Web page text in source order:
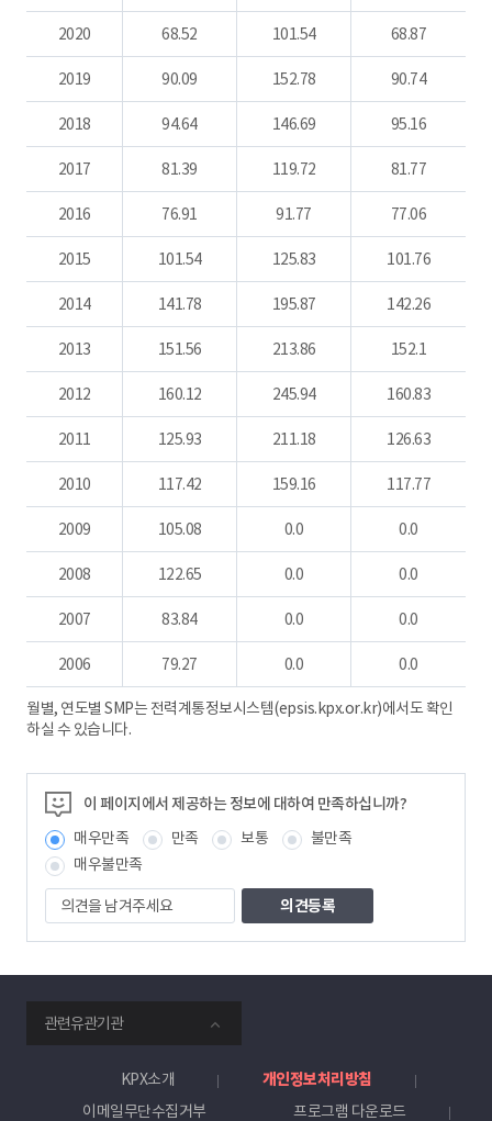
2020 68.52 101.54 68.87
2019 90.09 152.78 90.74
2018 94.64 146.69 95.16
2017 81.39 119.72 81.77
2016 76.91 91.77 77.06
2015 101.54 125.83 101.76
2014 141.78 195.87 142.26
2013 151.56 213.86 152.1
2012 160.12 245.94 160.83
2011 125.93 211.18 126.63
2010 117.42 159.16 117.77
2009 105.08 0.0 0.0
2008 122.65 0.0 0.0
2007 83.84 0.0 0.0
2006 79.27 0.0 0.0
월별, 연도별 SMP는 전력계통정보시스템(epsis.kpx.or.kr)에서도 확인
하실 수 있습니다.
이 페이지에서 제공하는 정보에 대하여 만족하십니까?
매우만족
만족 보통
불만족
매우불만족
의
견
을
겨
주
세
요
관련유관기관
KPX소개
개인정보처리방침
이메일무단수집거부
프로그램 다운로드